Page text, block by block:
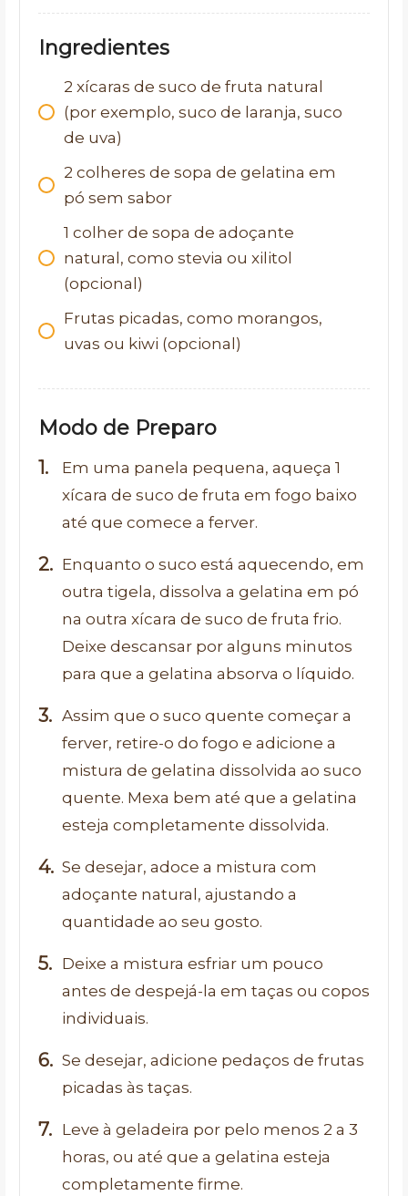
Ingredientes
2 xícaras de suco de fruta natural
(por exemplo, suco de laranja, suco
de uva)
2 colheres de sopa de gelatina em
pó sem sabor
1 colher de sopa de adoçante
natural, como stevia ou xilitol
(opcional)
Frutas picadas, como morangos,
uvas ou kiwi (opcional)
Modo de Preparo
Em uma panela pequena, aqueça 1
xícara de suco de fruta em fogo baixo
até que comece a ferver.
Enquanto o suco está aquecendo, em
outra tigela, dissolva a gelatina em pó
na outra xícara de suco de fruta frio.
Deixe descansar por alguns minutos
para que a gelatina absorva o líquido.
Assim que o suco quente começar a
ferver, retire-o do fogo e adicione a
mistura de gelatina dissolvida ao suco
quente. Mexa bem até que a gelatina
esteja completamente dissolvida.
Se desejar, adoce a mistura com
adoçante natural, ajustando a
quantidade ao seu gosto.
Deixe a mistura esfriar um pouco
antes de despejá-la em taças ou copos
individuais.
Se desejar, adicione pedaços de frutas
picadas às taças.
Leve à geladeira por pelo menos 2 a 3
horas, ou até que a gelatina esteja
completamente firme.